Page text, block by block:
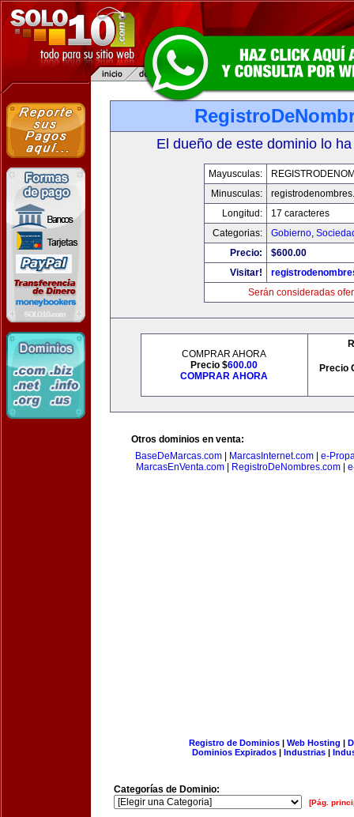
El dueño de este dominio lo
Mayusculas:
Minusculas:
Longitud:
17 caracteres
Categorias:
Gobierno,
Precio:
$600.00
Visitar!
Serán consideradas
COMPRAR AHORA
Precio $600.00
COMPRAR AHORA
Precio
Otros dominios en venta:
BaseDeMarcas.com| MarcasInternet.com| e-
MarcasEnVenta.com
RegistroDeNombres.com
Registro de Dominios| Web Hosting |
Dominios Expirados | Industrias |
Categorías de Dominio:
[Pág.